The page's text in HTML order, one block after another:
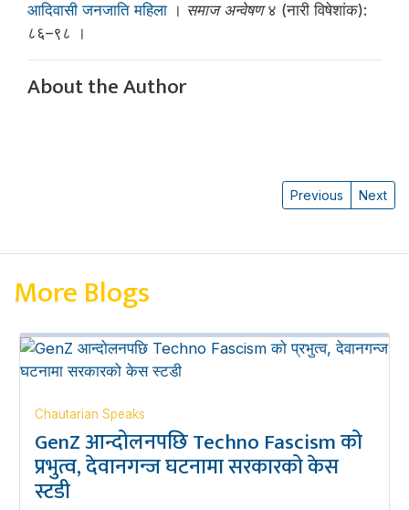
आदिवासी जनजाति महिला । समाज अन्वेषण४ (नारी विषेशांक):
८६–९८ ।
About the Author
Previous Next
More Blogs
Chautarian Speaks
GenZ आन्दोलनपछि Techno Fascism को
प्रभुत्व, देवानगन्ज घटनामा सरकारको केस
स्टडी